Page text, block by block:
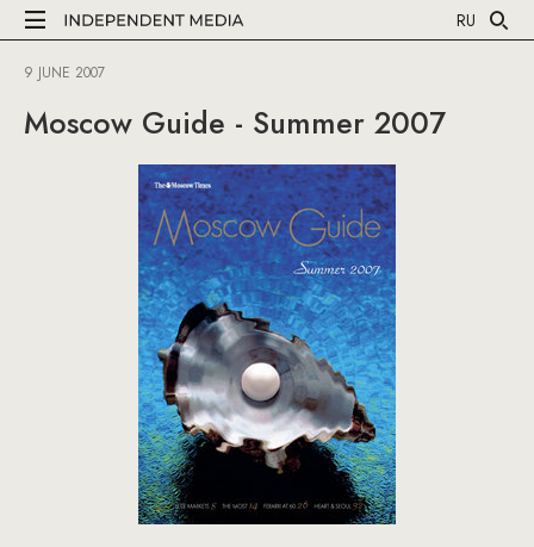
RU
9 JUNE 2007
Moscow Guide - Summer 2007